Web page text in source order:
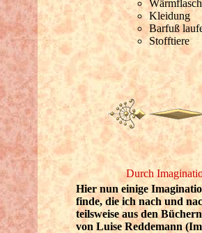
Kleidung
Barfuß
Stofftiere
Durch
Hier nun einige
finde, die ich nach und
teilsweise aus den
von Luise Reddemann